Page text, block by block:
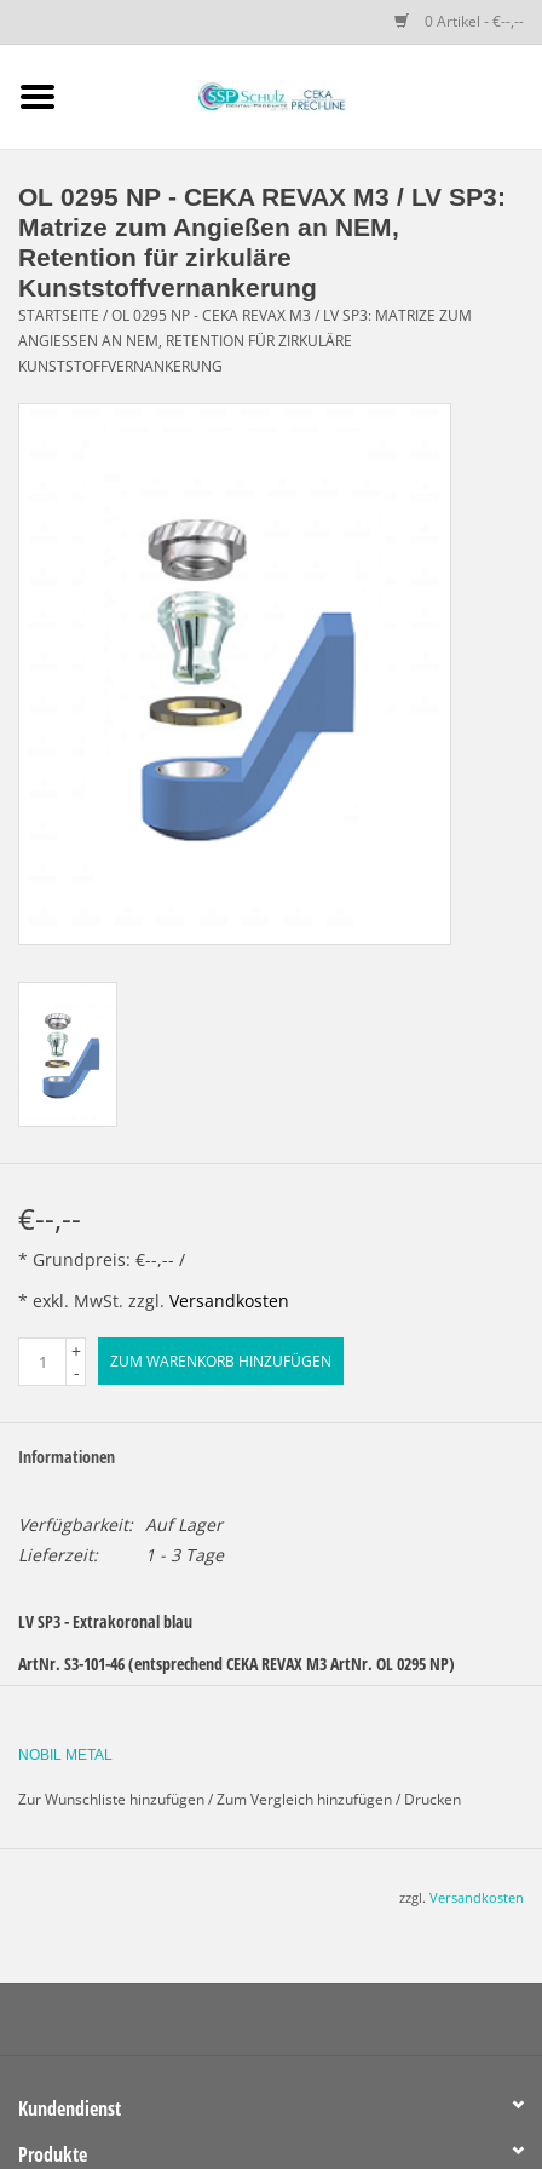
0 Artikel - €--,--
SSP SCHULZ Dental-
Produkte
PRECI-LINE-SYSTEMS
CEKA-ATTACHMENTS
LOT-PROGRAMM
NEU: LV SFE 50% - PRECI-
OL 0295 NP - CEKA REVAX M3 / LV SP3:
Matrize zum Angießen an NEM,
Retention für zirkuläre
Kunststoffvernankerung
STARTSEITE /OL 0295 NP - CEKA REVAX M3 / LV SP3: MATRIZE ZUM
ANGIESSEN AN NEM, RETENTION FÜR ZIRKULÄRE K
UNSTSTOFFVERNANKERUNG
€--,--
* Grundpreis: €--,-- /
* exkl. MwSt. zzgl. Versandkosten
+
-
ZUM WARENKORB HINZUFÜGEN
Informationen
Verfügbarkeit: Auf Lager
Lieferzeit:
1 - 3 Tage
LV SP3 - Extrakoronal blau
ArtNr. S3-101-46 (entsprechend CEKA REVAX M3 ArtNr. OL0295 NP)
Retentionsteil für zirkuläre Kunststoffverankerung.
Jede Packung enthält: 1 Attachment inkl. 2 verschiedene
NOBIL METAL
Zur Wunschliste hinzufügen/Zum Vergleich hinzufügen/ Drucken
zzgl. Versandkosten
Kundendienst
Produkte